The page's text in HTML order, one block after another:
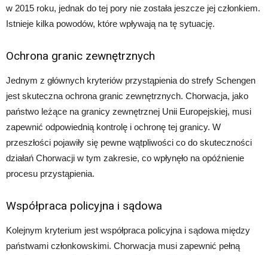
w 2015 roku, jednak do tej pory nie została jeszcze jej członkiem.
Istnieje kilka powodów, które wpływają na tę sytuację.
Ochrona granic zewnętrznych
Jednym z głównych kryteriów przystąpienia do strefy Schengen
jest skuteczna ochrona granic zewnętrznych. Chorwacja, jako
państwo leżące na granicy zewnętrznej Unii Europejskiej, musi
zapewnić odpowiednią kontrolę i ochronę tej granicy. W
przeszłości pojawiły się pewne wątpliwości co do skuteczności
działań Chorwacji w tym zakresie, co wpłynęło na opóźnienie
procesu przystąpienia.
Współpraca policyjna i sądowa
Kolejnym kryterium jest współpraca policyjna i sądowa między
państwami członkowskimi. Chorwacja musi zapewnić pełną